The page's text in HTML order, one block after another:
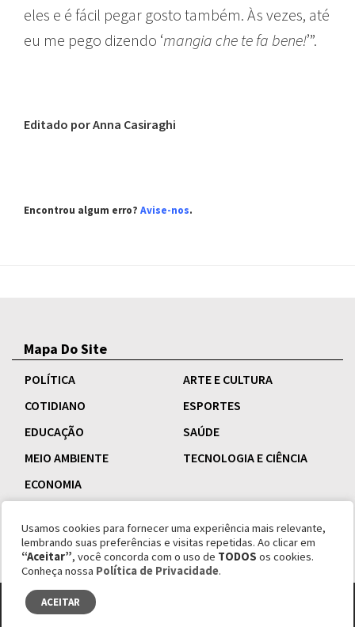
eles e é fácil pegar gosto também. Às vezes, até
eu me pego dizendo ‘mangia che te fa bene!’”.
Editado por Anna Casiraghi
Encontrou algum erro? Avise-nos.
Mapa Do Site
POLÍTICA
ARTE E CULTURA
COTIDIANO
ESPORTES
EDUCAÇÃO
SAÚDE
MEIO AMBIENTE
TECNOLOGIA E CIÊNCIA
ECONOMIA
© copyright 1995 - 2026 Revista Esquinas.
Usamos cookies para fornecer uma experiência mais relevante,
lembrando suas preferências e visitas repetidas. Ao clicar em
“Aceitar”, você concorda com o uso de TODOS os cookies.
Conheça nossa Política de Privacidade.
ACEITAR